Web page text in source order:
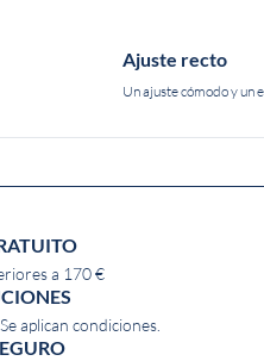
Ajuste recto
Un ajuste cómodo y un
a 170 €
aplican condiciones.